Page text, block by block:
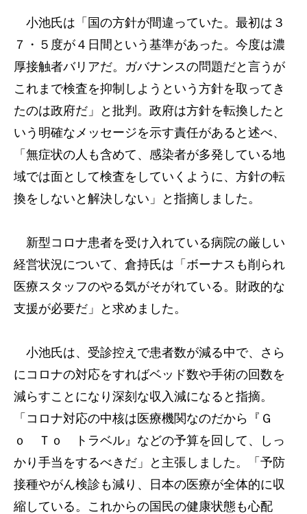
小池氏は「国の方針が間違っていた。最初は３
７・５度が４日間という基準があった。今度は濃
厚接触者バリアだ。ガバナンスの問題だと言うが
これまで検査を抑制しようという方針を取ってき
たのは政府だ」と批判。政府は方針を転換したと
いう明確なメッセージを示す責任があると述べ、
「無症状の人も含めて、感染者が多発している地
域では面として検査をしていくように、方針の転
換をしないと解決しない」と指摘しました。
新型コロナ患者を受け入れている病院の厳しい
経営状況について、倉持氏は「ボーナスも削られ
医療スタッフのやる気がそがれている。財政的な
支援が必要だ」と求めました。
小池氏は、受診控えで患者数が減る中で、さら
にコロナの対応をすればベッド数や手術の回数を
減らすことになり深刻な収入減になると指摘。
「コロナ対応の中核は医療機関なのだから『Ｇ
ｏ Ｔｏ トラベル』などの予算を回して、しっ
かり手当をするべきだ」と主張しました。「予防
接種やがん検診も減り、日本の医療が全体的に収
縮している。これからの国民の健康状態も心配